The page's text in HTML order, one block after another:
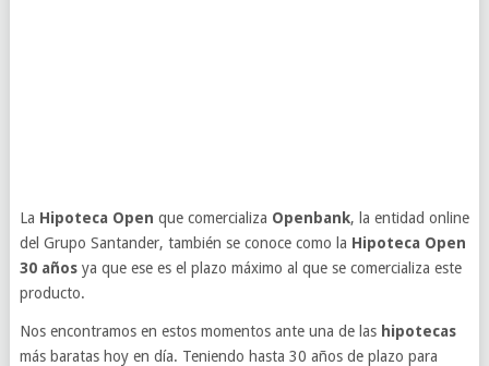
La Hipoteca Open que comercializa Openbank, la entidad online
del Grupo Santander, también se conoce como la Hipoteca Open
30 añosya que ese es el plazo máximo al que se comercializa este
producto.
Nos encontramos en estos momentos ante una de las hipotecas
más baratas hoy en día. Teniendo hasta 30 años de plazo para